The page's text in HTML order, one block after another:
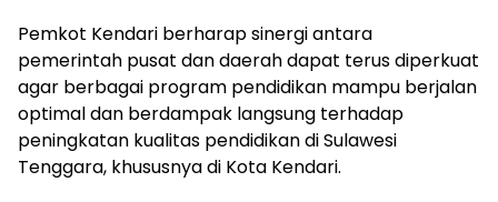
Pemkot Kendari berharap sinergi antara
pemerintah pusat dan daerah dapat terus diperkuat
agar berbagai program pendidikan mampu berjalan
optimal dan berdampak langsung terhadap
peningkatan kualitas pendidikan di Sulawesi
Tenggara, khususnya di Kota Kendari.